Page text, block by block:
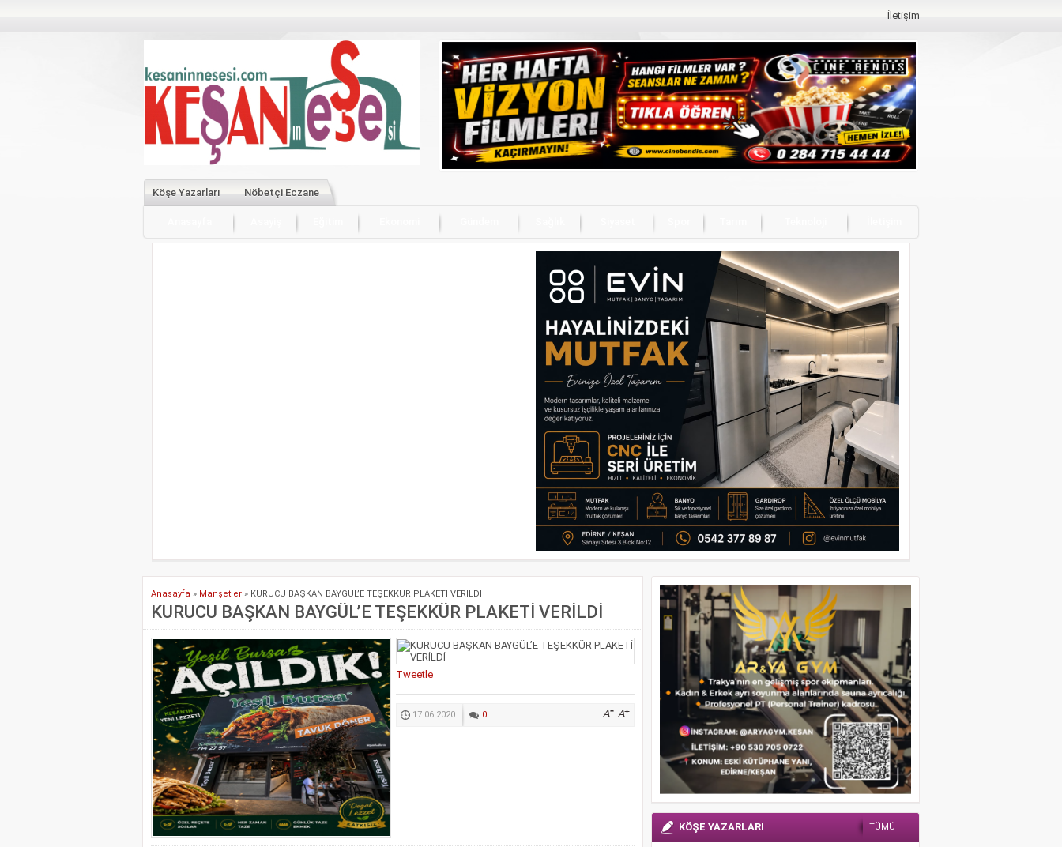
İletişim
Köşe Yazarları Nöbetçi Eczane
Anasayfa » Manşetler » KURUCU BAŞKAN BAYGÜL’E TEŞEKKÜR PLAKETİ VERİLDİ
KURUCU BAŞKAN BAYGÜL’E TEŞEKKÜR PLAKETİ VERİLDİ
Tweetle
17.06.2020 0
KÖŞE YAZARLARI TÜMÜ